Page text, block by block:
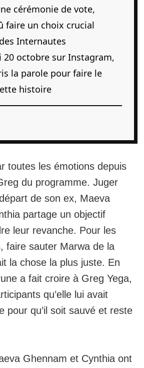
cérémonie de vote,
faire un choix crucial
Internautes
20 octobre sur Instagram,
la parole pour faire le
histoire
toutes les émotions depuis
du programme. Juger
de son ex, Maeva
partage un objectif
leur revanche. Pour les
faire sauter Marwa de la
la chose la plus juste. En
a fait croire à Greg Yega,
qu’elle lui avait
pour qu’il soit sauvé et reste
Ghennam et Cynthia ont